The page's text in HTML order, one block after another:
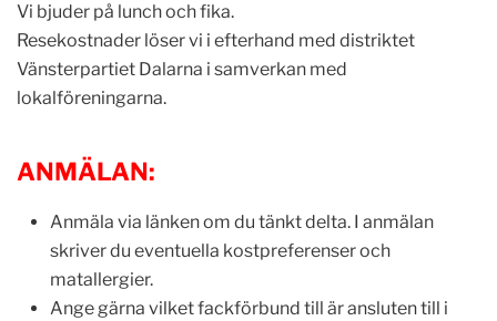
Vi bjuder på lunch och fika.
Resekostnader löser vi i efterhand med distriktet
Vänsterpartiet Dalarna i samverkan med
lokalföreningarna.
ANMÄLAN:
Anmäla via länken om du tänkt delta. I anmälan
skriver du eventuella kostpreferenser och
matallergier.
Ange gärna vilket fackförbund till är ansluten till i